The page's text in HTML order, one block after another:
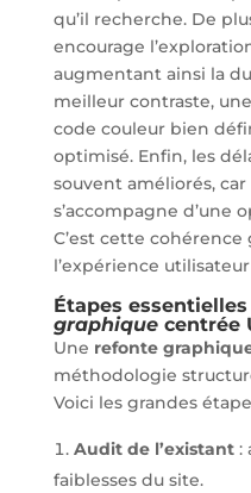
qu’il recherche. De
encourage
augmentant ainsi la
meilleur contraste,
code couleur bien
optimisé. Enfin, les
souvent améliorés, car
s’accompagne d’une
C’est cette
l’expérience
Étapes essentielles
graphiquecentrée
Une refonte
méthodologie
Voici les grandes
Audit de l’existant:
faiblesses du site.